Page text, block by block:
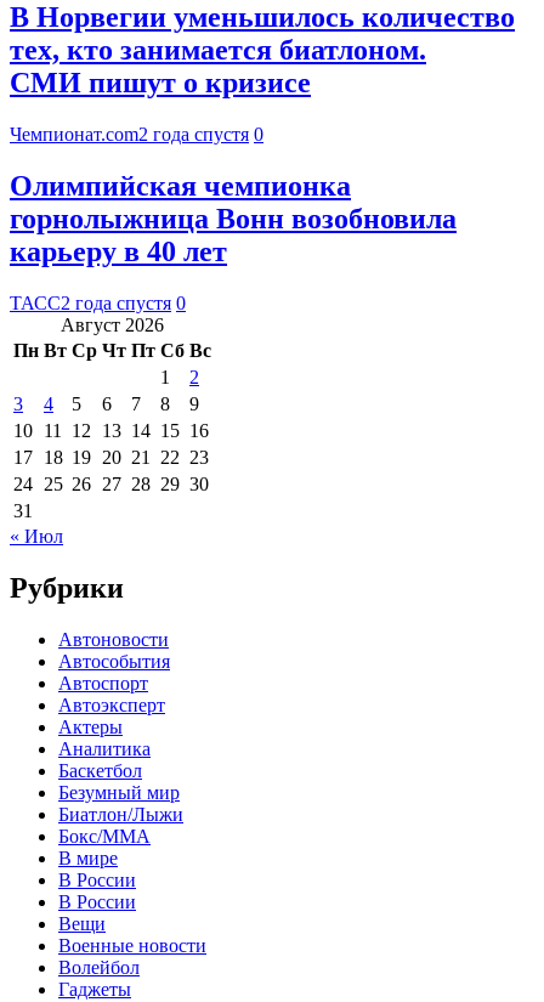
В Норвегии уменьшилось количество
тех, кто занимается биатлоном.
СМИ пишут о кризисе
Чемпионат.com2 года спустя 0
Олимпийская чемпионка
горнолыжница Вонн возобновила
карьеру в 40 лет
ТАСС2 года спустя 0
Август 2026
Пн Вт Ср Чт Пт Сб Вс
1
2
3
4 5 6 7 8
9
10 11 12 13 14 15 16
17 18 19 20 21 22 23
24 25 26 27 28 29 30
31
« Июл
Рубрики
Автоновости
Автособытия
Автоспорт
Автоэксперт
Актеры
Аналитика
Баскетбол
Безумный мир
Биатлон/Лыжи
Бокс/MMA
В мире
В России
В России
Вещи
Военные новости
Волейбол
Гаджеты